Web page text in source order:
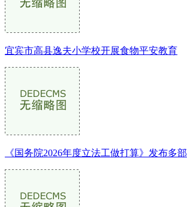
宜宾市高县逸夫小学校开展食物平安教育
《国务院2026年度立法工做打算》发布多部